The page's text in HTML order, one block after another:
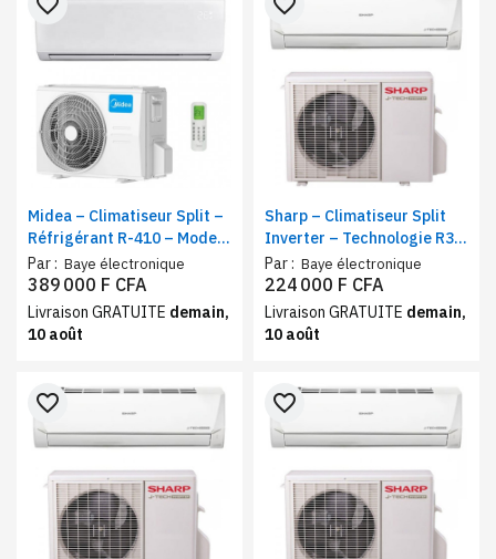
Midea – Climatiseur Split –
Réfrigérant R-410 – Mode
Éco – 24000 BTU
Par : Baye électronique
389 000 F CFA
Livraison GRATUITE demain,
10 août
Sharp – Climatiseur Split
Inverter – Technologie R32
– Refroidissement puissant
9000 BTU
Par : Baye électronique
224 000 F CFA
Livraison GRATUITE demain,
10 août
favorite_border favorite_border